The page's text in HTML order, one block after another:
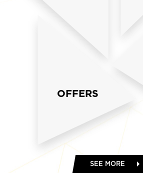
OFFERS
SEE MORE